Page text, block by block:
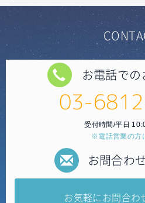
お電話で
03-
受付時間/平日
※電話営業の方
お問合わ
お気軽にお問合わ